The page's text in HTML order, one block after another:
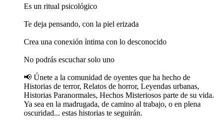
Es un ritual psicológico
Te deja pensando, con la piel erizada
Crea una conexión íntima con lo desconocido
No podrás escuchar solo uno
📢 Únete a la comunidad de oyentes que ha hecho de
Historias de terror, Relatos de horror, Leyendas urbanas,
Historias Paranormales, Hechos Misteriosos parte de su vida.
Ya sea en la madrugada, de camino al trabajo, o en plena
oscuridad... estas historias te seguirán.